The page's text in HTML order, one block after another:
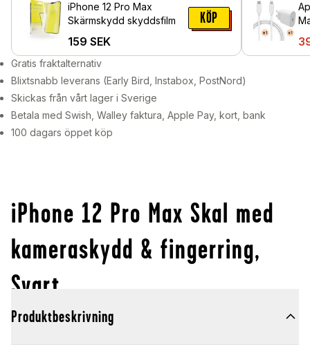
iPhone 12 Pro Max
Skärmskydd skyddsfilm
159 SEK
KÖP
vit
Gratis fraktalternativ
Blixtsnabb leverans (Early Bird, Instabox, PostNord)
Skickas från vårt lager i Sverige
Betala med Swish, Walley faktura, Apple Pay, kort, bank
100 dagars öppet köp
iPhone 12 Pro Max Skal med
kameraskydd & fingerring,
Svart
Produktbeskrivning